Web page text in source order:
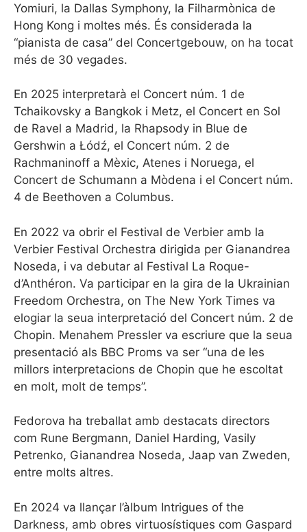
Yomiuri, la Dallas Symphony, la Filharmònica de
Hong Kong i moltes més. És considerada la
“pianista de casa” del Concertgebouw, on ha tocat
més de 30 vegades.
En 2025 interpretarà el Concert núm. 1 de
Tchaikovsky a Bangkok i Metz, el Concert en Sol
de Ravel a Madrid, la Rhapsody in Blue de
Gershwin a Łódź, el Concert núm. 2 de
Rachmaninoff a Mèxic, Atenes i Noruega, el
Concert de Schumann a Mòdena i el Concert núm.
4 de Beethoven a Columbus.
En 2022 va obrir el Festival de Verbier amb la
Verbier Festival Orchestra dirigida per Gianandrea
Noseda, i va debutar al Festival La Roque-
d’Anthéron. Va participar en la gira de la Ukrainian
Freedom Orchestra, on The New York Times va
elogiar la seua interpretació del Concert núm. 2 de
Chopin. Menahem Pressler va escriure que la seua
presentació als BBC Proms va ser “una de les
millors interpretacions de Chopin que he escoltat
en molt, molt de temps”.
Fedorova ha treballat amb destacats directors
com Rune Bergmann, Daniel Harding, Vasily
Petrenko, Gianandrea Noseda, Jaap van Zweden,
entre molts altres.
En 2024 va llançar l’àlbum Intrigues of the
Darkness, amb obres virtuosístiques com Gaspard